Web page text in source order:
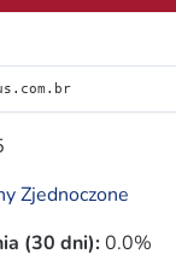
Zjednoczone
(30 dni):0.0%